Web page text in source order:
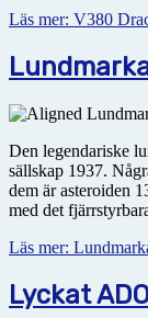
Läs mer: V380
Den legendariske
sällskap 1937.
dem är asteroiden
med det
Läs mer:
Lyckat